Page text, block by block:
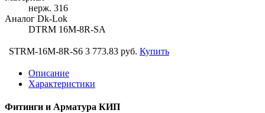
нерж. 316
Аналог Dk-Lok
DTRM 16M-8R-SA
STRM-16M-8R-S6 3 773.83 руб. Купить
Описание
Характеристики
Фитинги и Арматура КИП